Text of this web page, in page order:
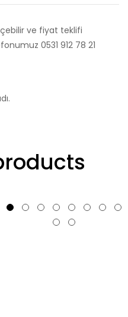
ve fiyat teklifi
0531 912 78 21